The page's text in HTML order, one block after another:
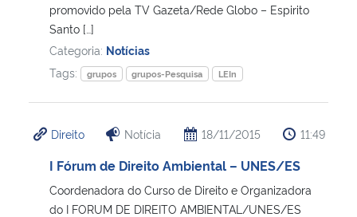
promovido pela TV Gazeta/Rede Globo – Espirito
Santo […]
Categoria: Notícias
Tags:
grupos grupos-Pesquisa LEIn
Direito Notícia 18/11/2015 11:49
I Fórum de Direito Ambiental – UNES/ES
Coordenadora do Curso de Direito e Organizadora
do I FORUM DE DIREITO AMBIENTAL/UNES/ES